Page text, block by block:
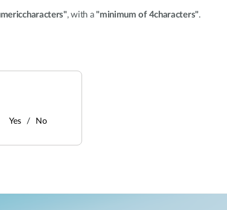
, with a"minimum of 4characters".
Yes No